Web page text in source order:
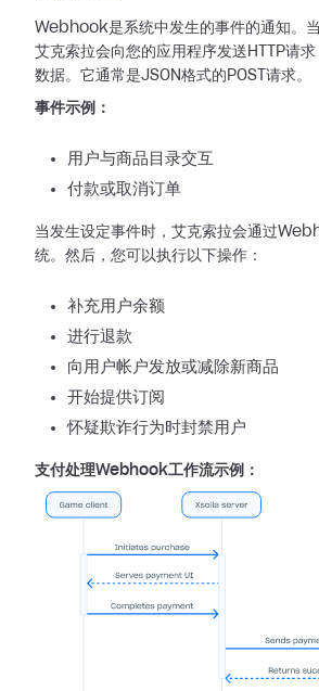
Webhook是系统中发生的事件的通知。
艾克索拉会向您的应用程序发送HTTP请
数据。它通常是JSON格式的POST请求。
事件示例：
用户与商品目录交互
付款或取消订单
当发生设定事件时，艾克索拉会通过
统。然后，您可以执行以下操作：
补充用户余额
进行退款
向用户帐户发放或减除新商品
开始提供订阅
怀疑欺诈行为时封禁用户
支付处理Webhook工作流示例：